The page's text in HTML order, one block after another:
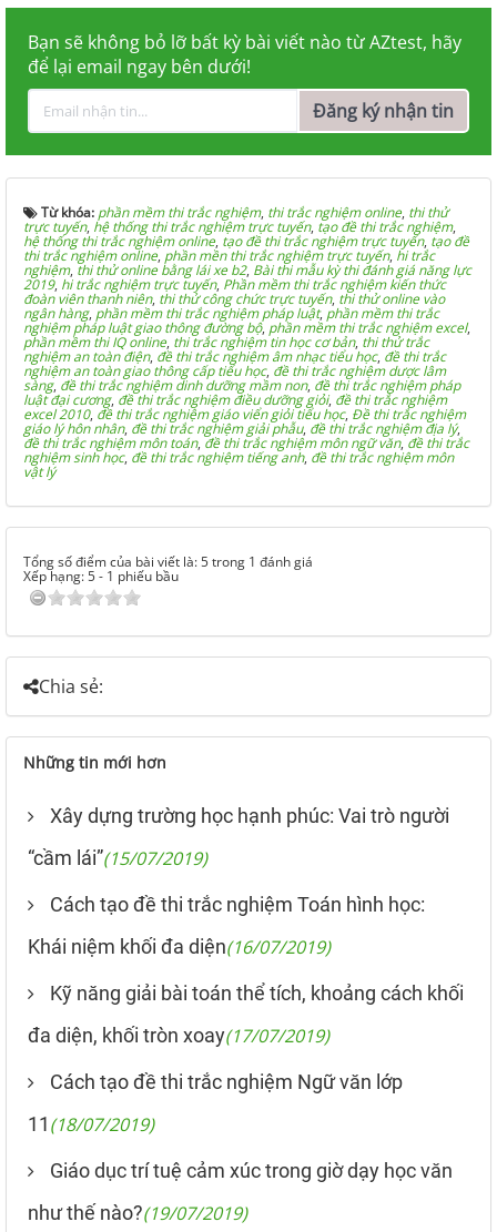
Bạn sẽ không bỏ lỡ bất kỳ bài viết nào từ AZtest, hãy
để lại email ngay bên dưới!
Đăng ký nhận tin
Từ khóa: phần mềm thi trắc nghiệm, thi trắc nghiệm online, thi thử
trực tuyến, hệ thống thi trắc nghiệm trực tuyến, tạo đề thi trắc nghiệm,
hệ thống thi trắc nghiệm online, tạo đề thi trắc nghiệm trực tuyến, tạo đề
thi trắc nghiệm online, phần mền thi trắc nghiệm trực tuyến, hi trắc
nghiệm, thi thử online bằng lái xe b2, Bài thi mẫu kỳ thi đánh giá năng lực
2019, hi trắc nghiệm trực tuyến, Phần mềm thi trắc nghiệm kiến thức
đoàn viên thanh niên, thi thử công chức trực tuyến, thi thử online vào
ngân hàng, phần mềm thi trắc nghiệm pháp luật, phần mềm thi trắc
nghiệm pháp luật giao thông đường bộ, phần mềm thi trắc nghiệm excel,
phần mềm thi IQ online, thi trắc nghiệm tin học cơ bản, thi thử trắc
nghiệm an toàn điện, đề thi trắc nghiệm âm nhạc tiểu học, đề thi trắc
nghiệm an toàn giao thông cấp tiểu học, đề thi trắc nghiệm dược lâm
sàng, đề thi trắc nghiệm dinh dưỡng mầm non, đề thi trắc nghiệm pháp
luật đại cương, đề thi trắc nghiệm điều dưỡng giỏi, đề thi trắc nghiệm
excel 2010, đề thi trắc nghiệm giáo viển giỏi tiểu học, Đề thi trắc nghiệm
giáo lý hôn nhân, đề thi trắc nghiệm giải phẫu, đề thi trắc nghiệm địa lý,
đề thi trắc nghiệm môn toán, đề thi trắc nghiệm môn ngữ văn, đề thi trắc
nghiệm sinh học, đề thi trắc nghiệm tiếng anh, đề thi trắc nghiệm môn
vật lý
Tổng số điểm của bài viết là: 5 trong 1 đánh giá
Xếp hạng:5- 1 phiếu bầu
Chia sẻ:
Những tin mới hơn
Xây dựng trường học hạnh phúc: Vai trò người
“cầm lái”(15/07/2019)
Cách tạo đề thi trắc nghiệm Toán hình học:
Khái niệm khối đa diện(16/07/2019)
Kỹ năng giải bài toán thể tích, khoảng cách khối
đa diện, khối tròn xoay(17/07/2019)
Cách tạo đề thi trắc nghiệm Ngữ văn lớp
11(18/07/2019)
Giáo dục trí tuệ cảm xúc trong giờ dạy học văn
như thế nào?(19/07/2019)